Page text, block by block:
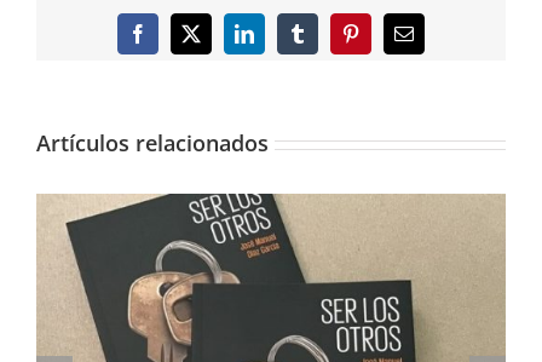
Facebook
X LinkedInTumblrPinterestCorreo
electrónico
Artículos relacionados